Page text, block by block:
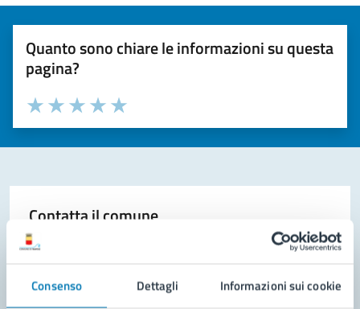
Consenso Dettagli Informazioni sui cookie
Quanto sono chiare le informazioni su questa
pagina?
Valuta la chiarezza delle informazioni (da 1 a 5 stelle)
Seleziona il numero di stelle per valutare la chiarezza delle
Valuta 5 stelle su 5
Valuta 4 stelle su 5
Valuta 3 stelle su 5
Valuta 2 stelle su 5
Valuta 1 stelle su 5
Contatta il comune
Richiedi assistenza